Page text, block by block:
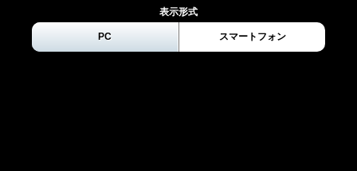
表示形式
PC スマートフォン